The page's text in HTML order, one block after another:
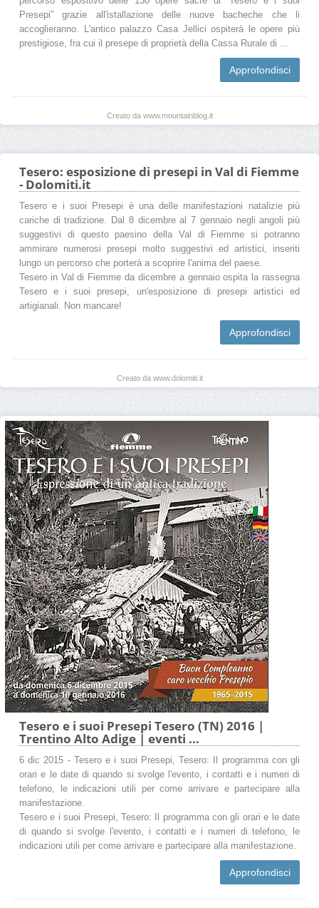
Presepi” grazie all'istallazione delle nuove bacheche che li
accoglieranno. L'antico palazzo Casa Jellici ospiterà le opere più
prestigiose, fra cui il presepe di proprietà della Cassa Rurale di ...
Approfondisci
Creato da www.mountainblog.it
Tesero: esposizione di presepi in Val di Fiemme
- Dolomiti.it
Tesero e i suoi Presepi è una delle manifestazioni natalizie più
cariche di tradizione. Dal 8 dicembre al 7 gennaio negli angoli più
suggestivi di questo paesino della Val di Fiemme si potranno
ammirare numerosi presepi molto suggestivi ed artistici, inseriti
lungo un percorso che porterà a scoprire l'anima del paese.
Tesero in Val di Fiemme da dicembre a gennaio ospita la rassegna
Tesero e i suoi presepi, un'esposizione di presepi artistici ed
artigianali. Non mancare!
Approfondisci
Creato da www.dolomiti.it
Tesero e i suoi Presepi Tesero (TN) 2016 |
Trentino Alto Adige | eventi ...
6 dic 2015 - Tesero e i suoi Presepi, Tesero: Il programma con gli
orari e le date di quando si svolge l'evento, i contatti e i numeri di
telefono, le indicazioni utili per come arrivare e partecipare alla
manifestazione.
Tesero e i suoi Presepi, Tesero: Il programma con gli orari e le date
di quando si svolge l'evento, i contatti e i numeri di telefono, le
indicazioni utili per come arrivare e partecipare alla manifestazione.
Approfondisci